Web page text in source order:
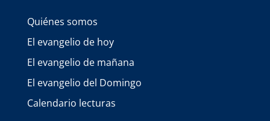
Quiénes somos
El evangelio de hoy
El evangelio de mañana
El evangelio del Domingo
Calendario lecturas